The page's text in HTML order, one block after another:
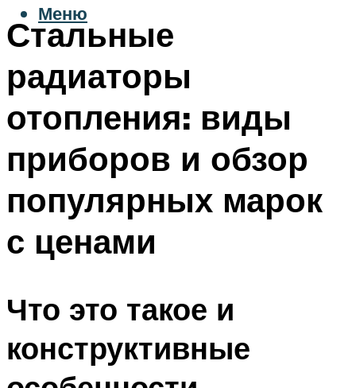
Меню
Стальные
радиаторы
отопления: виды
приборов и обзор
популярных марок
с ценами
Что это такое и
конструктивные